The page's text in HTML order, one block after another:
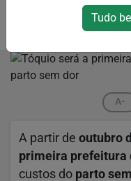
Pathy Moraes
A-
A partir de outubro
primeira prefeitura
custos do parto
Tudo